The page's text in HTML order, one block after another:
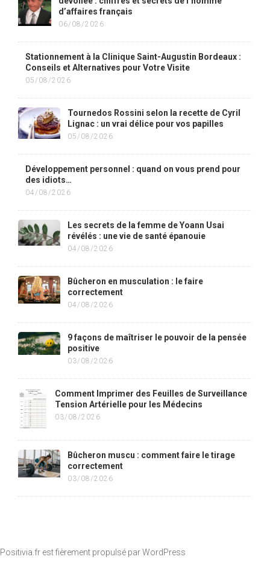
d’affaires français
06/08/2026
Stationnement à la Clinique Saint-Augustin Bordeaux :
Conseils et Alternatives pour Votre Visite
05/08/2026
Tournedos Rossini selon la recette de Cyril
Lignac : un vrai délice pour vos papilles
05/08/2026
Développement personnel : quand on vous prend pour
des idiots…
04/08/2026
Les secrets de la femme de Yoann Usai
révélés : une vie de santé épanouie
04/08/2026
Bûcheron en musculation : le faire
correctement
04/08/2026
9 façons de maîtriser le pouvoir de la pensée
positive
03/08/2026
Comment Imprimer des Feuilles de Surveillance
Tension Artérielle pour les Médecins
03/08/2026
Bûcheron muscu : comment faire le tirage
correctement
03/08/2026
Positivia.fr est fièrement propulsé parWordPress